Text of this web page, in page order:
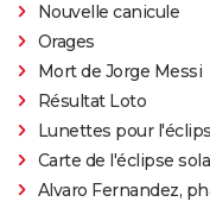
Nouvelle canicule
Orages
Mort de Jorge Messi
Résultat Loto
Lunettes pour
Carte de l'éclipse
Alvaro Fernandez,